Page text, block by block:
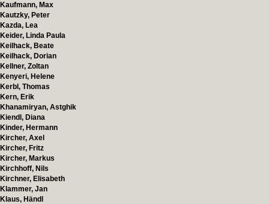
Kaufmann, Max
Kautzky, Peter
Kazda, Lea
Keider, Linda Paula
Keilhack, Beate
Keilhack, Dorian
Kellner, Zoltan
Kenyeri, Helene
Kerbl, Thomas
Kern, Erik
Khanamiryan, Astghik
Kiendl, Diana
Kinder, Hermann
Kircher, Axel
Kircher, Fritz
Kircher, Markus
Kirchhoff, Nils
Kirchner, Elisabeth
Klammer, Jan
Klaus, Händl